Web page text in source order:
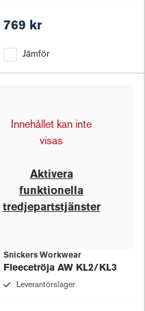
769 kr
Jämför
Innehållet kan inte
visas
Aktivera
funktionella
tredjepartstjänster
Snickers Workwear
Fleecetröja AW KL2/KL3
Leverantörslager